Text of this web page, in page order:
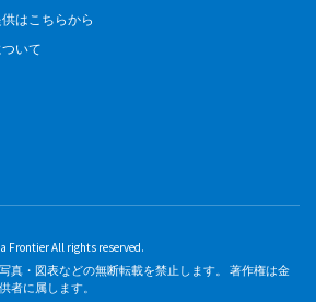
はこちらから
いて
Frontier All rights reserved.
真・図表などの無断転載を禁止します。 著作権は金
者に属します。